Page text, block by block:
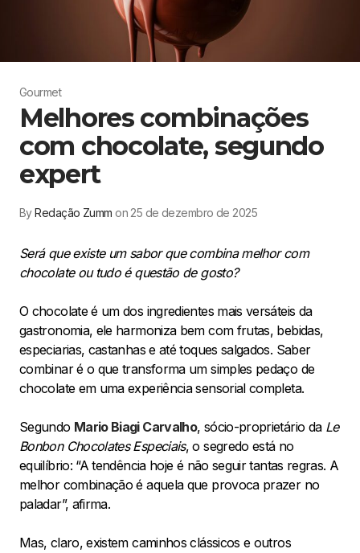
Gourmet
Melhores combinações
com chocolate, segundo
expert
ByRedação Zumm on 25 de dezembro de 2025
Será que existe um sabor que combina melhor com
chocolate ou tudo é questão de gosto?
O chocolate é um dos ingredientes mais versáteis da
gastronomia, ele harmoniza bem com frutas, bebidas,
especiarias, castanhas e até toques salgados. Saber
combinar é o que transforma um simples pedaço de
chocolate em uma experiência sensorial completa.
Segundo Mario Biagi Carvalho, sócio-proprietário da Le
Bonbon Chocolates Especiais, o segredo está no
equilíbrio: “A tendência hoje é não seguir tantas regras. A
melhor combinação é aquela que provoca prazer no
paladar”, afirma.
Mas, claro, existem caminhos clássicos e outros